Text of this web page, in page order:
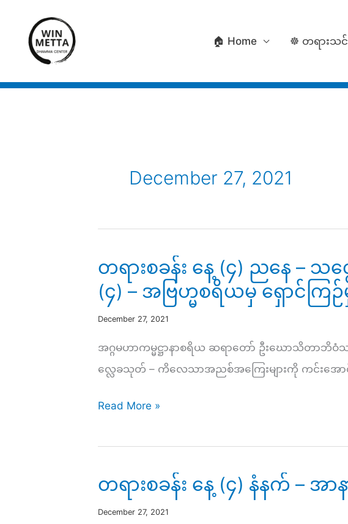
content
🏠 Home ☸️ တရားသ
December 27, 2021
တရားစခန်း နေ့ (၄) ညနေ –
(၄) – အဗြဟ္မစရိယမှ ရှောင်ကြ
December 27, 2021
အဂ္ဂမဟာကမ္မဋ္ဌာနာစရိယ ဆရာတော် ဦးဃောသိတာဘိဝံသ
လ္လေခသုတ် – ကိလေသာအညစ်အကြေးများကို ကင်းအောင်
တရား
နေ့
ညနေ
–
Read More »
တရားစခန်း နေ့ (၄) နံနက် –
December 27, 2021